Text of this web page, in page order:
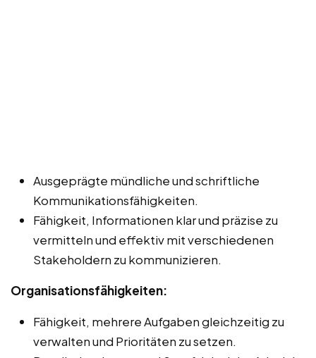
Ausgeprägte mündliche und schriftliche
Kommunikationsfähigkeiten.
Fähigkeit, Informationen klar und präzise zu
vermitteln und effektiv mit verschiedenen
Stakeholdern zu kommunizieren.
Organisationsfähigkeiten:
Fähigkeit, mehrere Aufgaben gleichzeitig zu
verwalten und Prioritäten zu setzen.